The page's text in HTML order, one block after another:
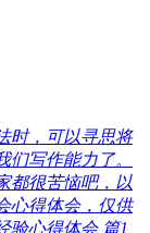
时，可以寻思将
写作能力了。
都很苦恼吧，以
心得体会，仅供
验心得体会 篇1